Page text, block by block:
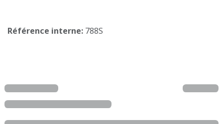
Référence interne: 788S